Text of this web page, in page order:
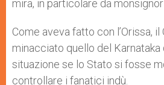
mira, in particolare da
Come aveva fatto con l’Orissa,
minacciato quello del
situazione se lo Stato si fosse
controllare i fanatici indù.